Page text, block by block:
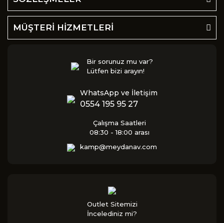
MÜŞTERİ HİZMETLERİ
Bir sorunuz mu var?
Lütfen bizi arayın!
WhatsApp ve İletişim
0554 195 95 27
Çalışma Saatleri
08:30 - 18:00 arası
kamp@meydanav.com
Outlet Sitemizi
İncelediniz mi?